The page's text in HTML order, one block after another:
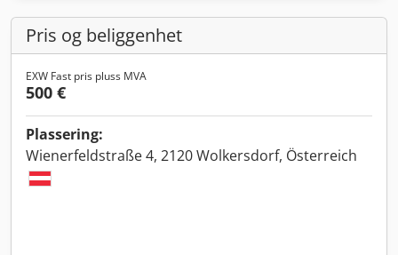
Pris og beliggenhet
EXW Fast pris pluss MVA
500 €
Plassering:
Wienerfeldstraße 4, 2120 Wolkersdorf, Österreich